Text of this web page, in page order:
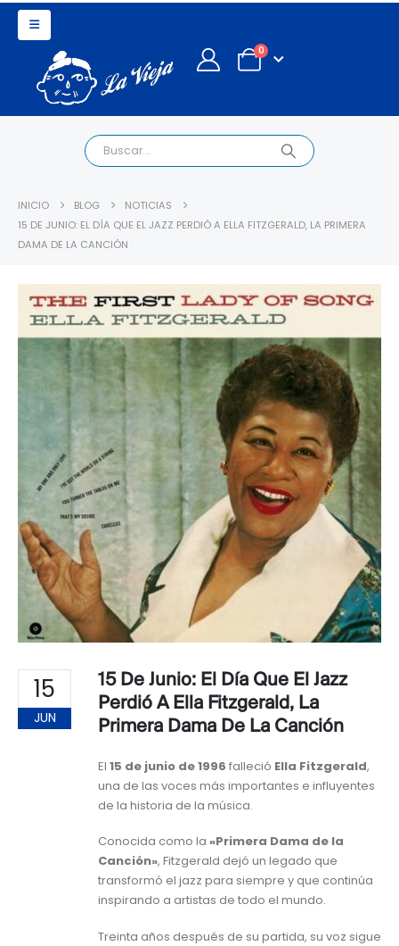
0
INICIO BLOG
NOTICIAS
15 DE JUNIO: EL DÍA QUE EL JAZZ PERDIÓ A ELLA FITZGERALD, LA PRIMERA
DAMA DE LA CANCIÓN
15
JUN
15 De Junio: El Día Que El Jazz
Perdió A Ella Fitzgerald, La
Primera Dama De La Canción
El 15 de junio de 1996 falleció Ella Fitzgerald,
una de las voces más importantes e influyentes
de la historia de la música.
Conocida como la «Primera Dama de la
Canción», Fitzgerald dejó un legado que
transformó el jazz para siempre y que continúa
inspirando a artistas de todo el mundo.
Treinta años después de su partida, su voz sigue